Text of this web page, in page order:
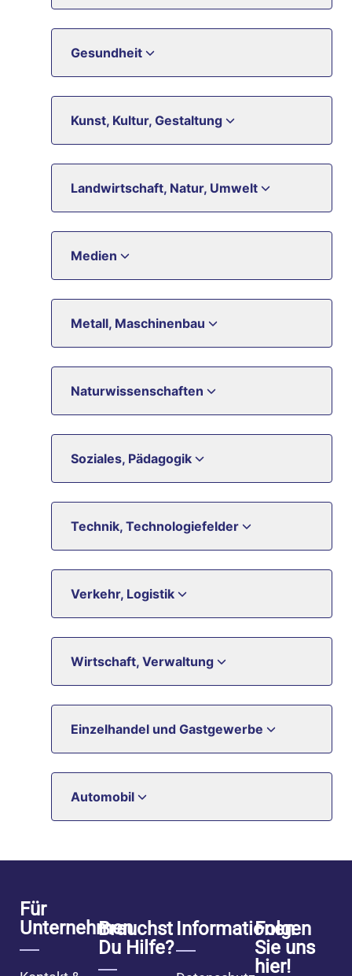
Gesundheit
Kunst, Kultur, Gestaltung
Landwirtschaft, Natur, Umwelt
Medien
Metall, Maschinenbau
Naturwissenschaften
Soziales, Pädagogik
Technik, Technologiefelder
Verkehr, Logistik
Wirtschaft, Verwaltung
Einzelhandel und Gastgewerbe
Automobil
Für
UnternehmenBrauchst
Du Hilfe?
Informationen
Folgen
Sie uns
hier!